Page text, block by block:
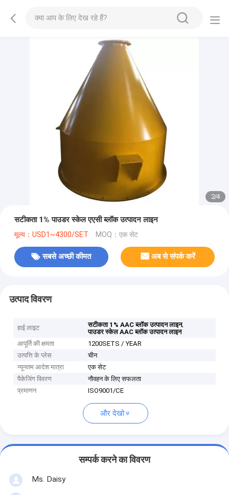
2/4
सटीकता 1% पाउडर स्केल एएसी ब्लॉक उत्पादन लाइन
मूल्य：USD1~4300/SET MOQ：एक सेट
सबसे अच्छी कीमत अब से संपर्क करें
उत्पाद विवरण
हाई लाइट सटीकता 1% AAC ब्लॉक उत्पादन लाइन,
पाउडर स्केल AAC ब्लॉक उत्पादन लाइन
आपूर्ति की क्षमता
1200SETS / YEAR
उत्पत्ति के प्लेस
चीन
न्यूनतम आदेश मात्रा
एक सेट
पैकेजिंग विवरण
नौवहन के लिए सफलता
प्रमाणन
ISO9001/CE
और देखो
सम्पर्क करने का विवरण
Ms. Daisy